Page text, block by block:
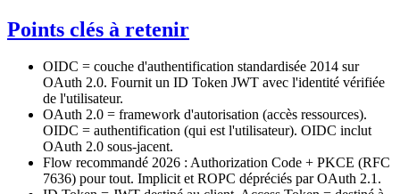
Points clés à retenir
OIDC = couche d'authentification standardisée 2014 sur
OAuth 2.0. Fournit un ID Token JWT avec l'identité vérifiée
de l'utilisateur.
OAuth 2.0 = framework d'autorisation (accès ressources).
OIDC = authentification (qui est l'utilisateur). OIDC inclut
OAuth 2.0 sous-jacent.
Flow recommandé 2026 : Authorization Code + PKCE (RFC
7636) pour tout. Implicit et ROPC dépréciés par OAuth 2.1.